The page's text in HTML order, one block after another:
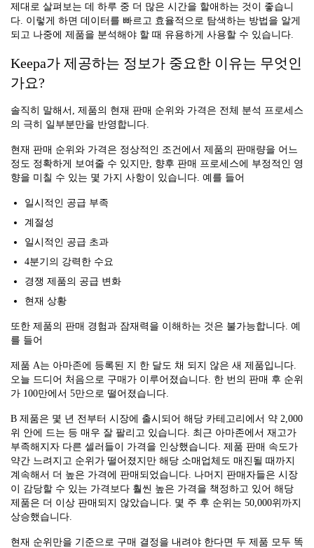
제대로 살펴보는 데 하루 중 더 많은 시간을 할애하는 것이 좋습니
다. 이렇게 하면 데이터를 빠르고 효율적으로 탐색하는 방법을 알게
되고 나중에 제품을 분석해야 할 때 유용하게 사용할 수 있습니다.
Keepa가 제공하는 정보가 중요한 이유는 무엇인
가요?
솔직히 말해서, 제품의 현재 판매 순위와 가격은 전체 분석 프로세스
의 극히 일부분만을 반영합니다.
현재 판매 순위와 가격은 정상적인 조건에서 제품의 판매량을 어느
정도 정확하게 보여줄 수 있지만, 향후 판매 프로세스에 부정적인 영
향을 미칠 수 있는 몇 가지 사항이 있습니다. 예를 들어
일시적인 공급 부족
계절성
일시적인 공급 초과
4분기의 강력한 수요
경쟁 제품의 공급 변화
현재 상황
또한 제품의 판매 경험과 잠재력을 이해하는 것은 불가능합니다. 예
를 들어
제품 A는 아마존에 등록된 지 한 달도 채 되지 않은 새 제품입니다.
오늘 드디어 처음으로 구매가 이루어졌습니다. 한 번의 판매 후 순위
가 100만에서 5만으로 떨어졌습니다.
B 제품은 몇 년 전부터 시장에 출시되어 해당 카테고리에서 약 2,000
위 안에 드는 등 매우 잘 팔리고 있습니다. 최근 아마존에서 재고가
부족해지자 다른 셀러들이 가격을 인상했습니다. 제품 판매 속도가
약간 느려지고 순위가 떨어졌지만 해당 소매업체도 매진될 때까지
계속해서 더 높은 가격에 판매되었습니다. 나머지 판매자들은 시장
이 감당할 수 있는 가격보다 훨씬 높은 가격을 책정하고 있어 해당
제품은 더 이상 판매되지 않았습니다. 몇 주 후 순위는 50,000위까지
상승했습니다.
현재 순위만을 기준으로 구매 결정을 내려야 한다면 두 제품 모두 똑